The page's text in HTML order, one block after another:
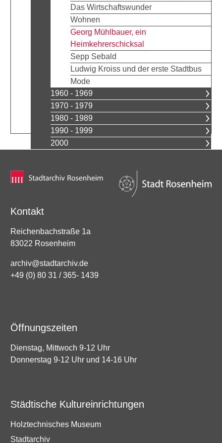
Das Wirtschaftswunder
Wohnen
Georg Mühlbauer, ein
Heimkehrerschicksal
Sepp Sebald
Ludwig Kroiss und der erste Stadtbus
Mode
1960 - 1969
1970 - 1979
1980 - 1989
1990 - 1999
2000
Kontakt
Reichenbachstraße 1a
83022 Rosenheim
archiv@stadtarchiv.de
+49 (0) 80 31 / 365- 1439
Öffnungszeiten
Dienstag, Mittwoch 9-12 Uhr
Donnerstag 9-12 Uhr und 14-16 Uhr
Städtische Kultureinrichtungen
Holztechnisches Museum
Stadtarchiv